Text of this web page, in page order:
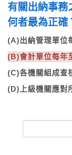
有關出納事務
何者最為正
(A)出納管理單位
(B)會計單位每年
(C)各機關組成查
(D)上級機關應對